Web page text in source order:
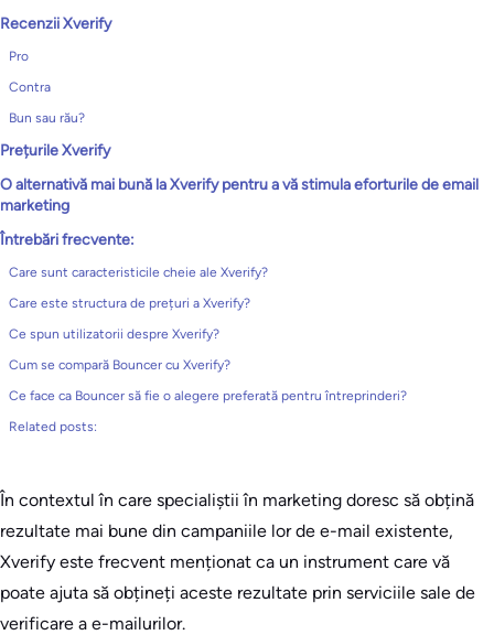
Recenzii Xverify
Pro
Contra
Bun sau rău?
Prețurile Xverify
O alternativă mai bună la Xverify pentru a vă stimula eforturile de email
marketing
Întrebări frecvente:
Care sunt caracteristicile cheie ale Xverify?
Care este structura de prețuri a Xverify?
Ce spun utilizatorii despre Xverify?
Cum se compară Bouncer cu Xverify?
Ce face ca Bouncer să fie o alegere preferată pentru întreprinderi?
Related posts:
În contextul în care specialiștii în marketing doresc să obțină
rezultate mai bune din campaniile lor de e-mail existente,
Xverify este frecvent menționat ca un instrument care vă
poate ajuta să obțineți aceste rezultate prin serviciile sale de
verificare a e-mailurilor.